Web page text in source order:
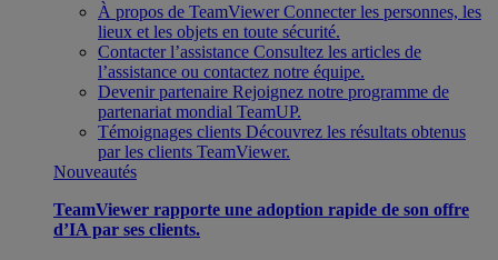
À propos de TeamViewer Connecter les personnes, les
lieux et les objets en toute sécurité.
Contacter l’assistance Consultez les articles de
l’assistance ou contactez notre équipe.
Devenir partenaire Rejoignez notre programme de
partenariat mondial TeamUP.
Témoignages clients Découvrez les résultats obtenus
par les clients TeamViewer.
Nouveautés
TeamViewer rapporte une adoption rapide de son offre
d’IA par ses clients.